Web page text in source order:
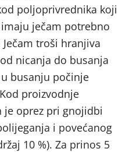
poljoprivrednika koji
ječam potrebno
troši hranjiva
nicanja do busanja
u busanju počinje
proizvodnje
je oprez pri gnojidbi
i povećanog
10 %). Za prinos 5